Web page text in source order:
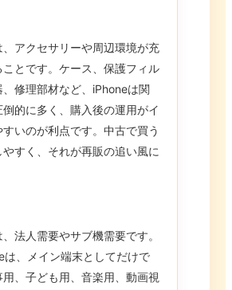
アクセサリーや周辺環境が充
とです。ケース、保護フィル
、修理部材など、iPhoneは関
的に多く、購入後の運用がイ
すいのが利点です。中古で買う
すく、それが再販の追い風に
法人需要やサブ機需要です。
は、メイン端末としてだけで
用、子ども用、音楽用、動画視